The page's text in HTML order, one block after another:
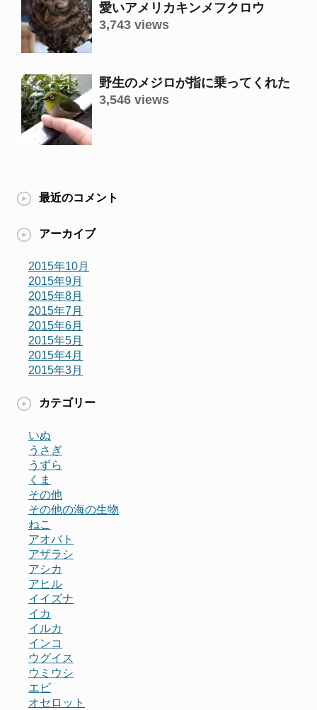
愛いアメリカキンメフクロウ
3,743 views
野生のメジロが指に乗ってくれた
3,546 views
最近のコメント
アーカイブ
2015年10月
2015年9月
2015年8月
2015年7月
2015年6月
2015年5月
2015年4月
2015年3月
カテゴリー
いぬ
うさぎ
うずら
くま
その他
その他の海の生物
ねこ
アオバト
アザラシ
アシカ
アヒル
イイズナ
イカ
イルカ
インコ
ウグイス
ウミウシ
エビ
オセロット